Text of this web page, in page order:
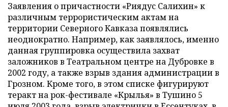
Заявления о причастности «Риядус Салихин» к
различным террористическим актам на
территории Северного Кавказа появлялись
неоднократно. Например, как заявлялось, именно
данная группировка осуществила захват
заложников в Театральном центре на Дубровке в
2002 году, а также взрыв здания администрации в
Грозном. Кроме того, в этом списке фигурируют
теракт на рок-фестивале «Крылья» в Тушино 5